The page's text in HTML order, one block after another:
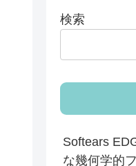
検索
Softears
な幾何学的